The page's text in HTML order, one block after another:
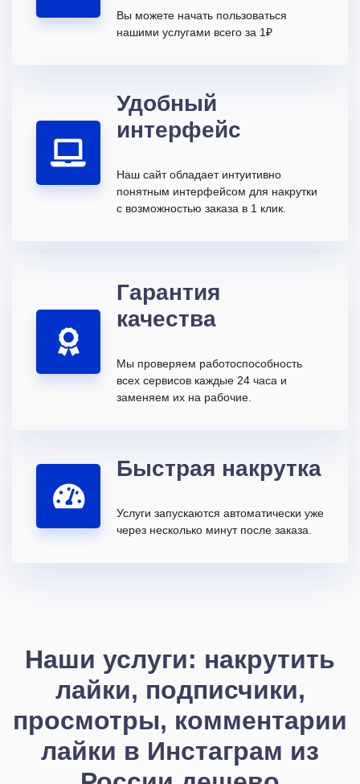
Вы можете начать пользоваться
нашими услугами всего за 1₽
Удобный
интерфейс
Наш сайт обладает интуитивно
понятным интерфейсом для накрутки
с возможностью заказа в 1 клик.
Гарантия
качества
Мы проверяем работоспособность
всех сервисов каждые 24 часа и
заменяем их на рабочие.
Быстрая накрутка
Услуги запускаются автоматически уже
через несколько минут после заказа.
Наши услуги: накрутить
лайки, подписчики,
просмотры, комментарии
лайки в Инстаграм из